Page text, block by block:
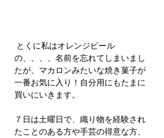
の、、、、名前を忘れてしまいまし
たが、マカロンみたいな焼き菓子が
一番お気に入り！自分用にもたまに
買いにいきます。
７日は土曜日で、織り物を経験され
たことのある方や手芸の得意な方、